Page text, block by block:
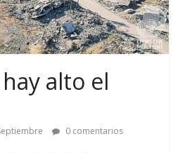
alto el
0 comentarios